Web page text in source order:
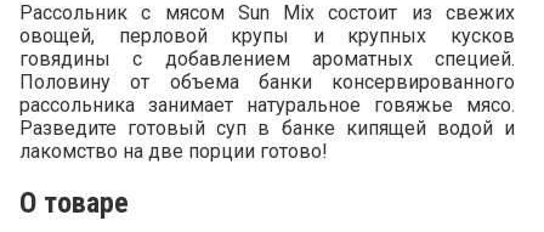
Рассольник с мясом Sun Mix состоит из свежих
овощей, перловой крупы и крупных кусков
говядины с добавлением ароматных специей.
Половину от объема банки консервированного
рассольника занимает натуральное говяжье мясо.
Разведите готовый суп в банке кипящей водой и
лакомство на две порции готово!
О товаре